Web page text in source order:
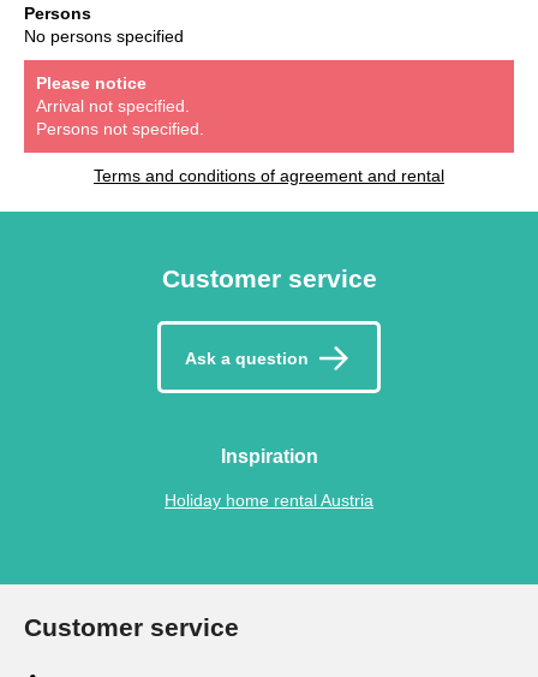
Persons
No persons specified
Please notice
Arrival not specified.
Persons not specified.
Terms and conditions of agreement and rental
Customer service
Ask a question
Inspiration
Holiday home rental Austria
Customer service